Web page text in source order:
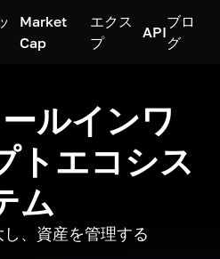
Market
Cap
エクス
プ
API
ブロ
グ
ルインワ
トエコシス
ム
、資産を管理する